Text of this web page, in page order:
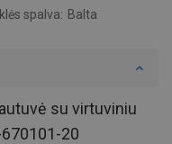
spalva: Balta
su virtuviniu
20